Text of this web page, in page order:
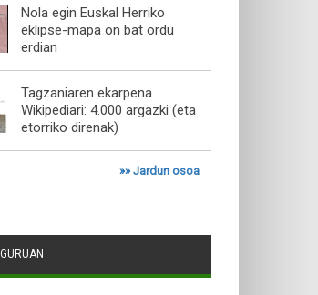
Nola egin Euskal Herriko
eklipse-mapa on bat ordu
erdian
Tagzaniaren ekarpena
Wikipediari: 4.000 argazki (eta
etorriko direnak)
»»Jardun osoa